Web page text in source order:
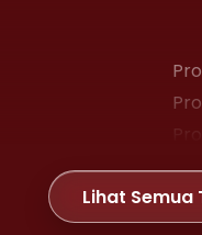
Lihat Semua